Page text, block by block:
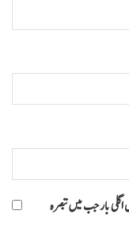
بار جب میں تبصرہ